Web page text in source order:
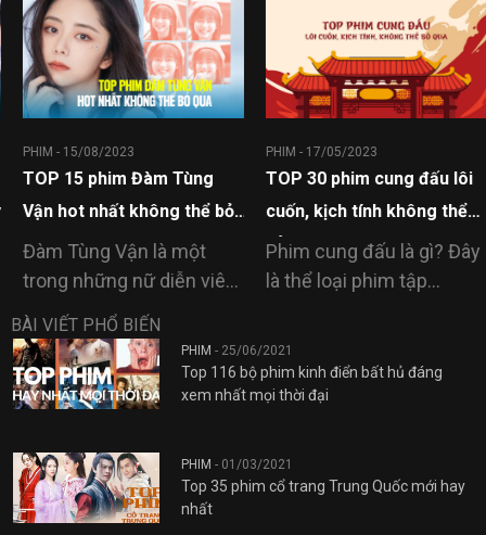
PHIM - 15/08/2023
TOP 15 phim Đàm Tùng
Vận hot nhất không thể bỏ
qua
Đàm Tùng Vận là một
trong những nữ diễn viên
nổi tiếng…
PHIM - 17/05/2023
TOP 30 phim cung đấu lôi
cuốn, kịch tính không thể
bỏ qua
Phim cung đấu là gì? Đây
là thể loại phim tập
BÀI VIẾT PHỔ BIẾN
PHIM - 25/06/2021
Top 116 bộ phim kinh điển bất hủ đáng
xem nhất mọi thời đại
PHIM - 01/03/2021
Top 35 phim cổ trang Trung Quốc mới hay
nhất